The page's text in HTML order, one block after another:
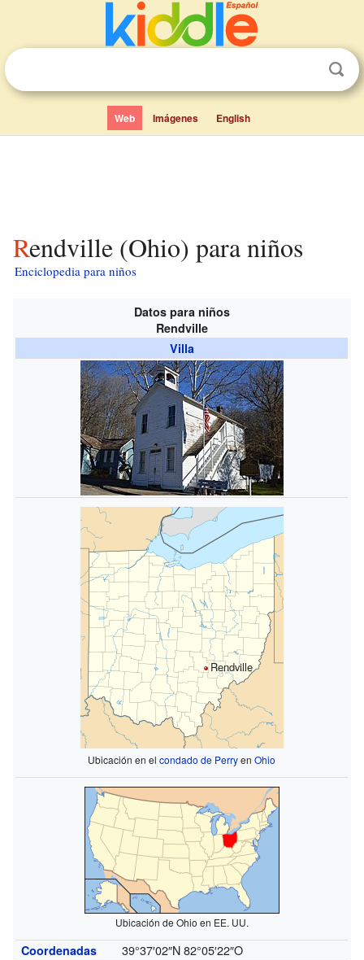
Web Imágenes English
Rendville (Ohio) para niños
Enciclopedia para niños
Datos para niños
Rendville
Villa
Rendville
Ubicación en elcondado de PerryenOhio
Ubicación de Ohio en EE. UU.
Coordenadas 39°37′02″N 82°05′22″O